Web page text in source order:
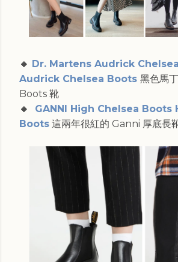
🔸 Dr. Martens Audrick
Audrick Chelsea Boots 黑色馬
Boots 靴
🔸 GANNI High Chelsea Boots
Boots 這兩年很紅的 Ganni 厚底長